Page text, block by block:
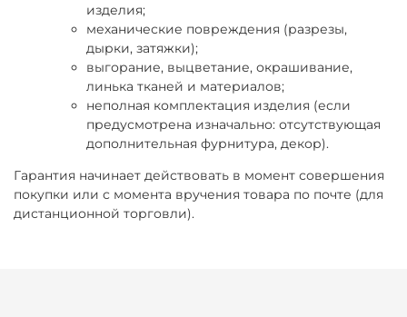
изделия;
механические повреждения (разрезы,
дырки, затяжки);
выгорание, выцветание, окрашивание,
линька тканей и материалов;
неполная комплектация изделия (если
предусмотрена изначально: отсутствующая
дополнительная фурнитура, декор).
Гарантия начинает действовать в момент совершения
покупки или с момента вручения товара по почте (для
дистанционной торговли).